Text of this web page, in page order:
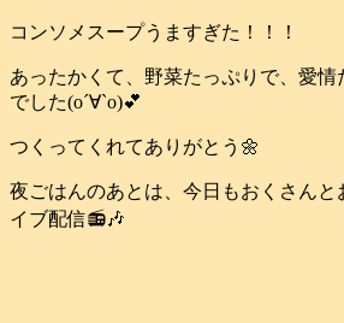
コンソメスープうますぎた！！！
あったかくて、野菜たっぷりで、愛
でした(о´∀`о)💕
つくってくれてありがとう🌼
夜ごはんのあとは、今日もおくさんと
イブ配信📻️🎶